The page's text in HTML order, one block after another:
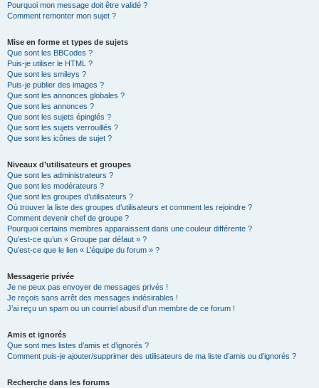
Pourquoi mon message doit être validé ?
Comment remonter mon sujet ?
Mise en forme et types de sujets
Que sont les BBCodes ?
Puis-je utiliser le HTML ?
Que sont les smileys ?
Puis-je publier des images ?
Que sont les annonces globales ?
Que sont les annonces ?
Que sont les sujets épinglés ?
Que sont les sujets verrouillés ?
Que sont les icônes de sujet ?
Niveaux d’utilisateurs et groupes
Que sont les administrateurs ?
Que sont les modérateurs ?
Que sont les groupes d’utilisateurs ?
Où trouver la liste des groupes d’utilisateurs et comment les rejoindre ?
Comment devenir chef de groupe ?
Pourquoi certains membres apparaissent dans une couleur différente ?
Qu’est-ce qu’un « Groupe par défaut » ?
Qu’est-ce que le lien « L’équipe du forum » ?
Messagerie privée
Je ne peux pas envoyer de messages privés !
Je reçois sans arrêt des messages indésirables !
J’ai reçu un spam ou un courriel abusif d’un membre de ce forum !
Amis et ignorés
Que sont mes listes d’amis et d’ignorés ?
Comment puis-je ajouter/supprimer des utilisateurs de ma liste d’amis ou d’ignorés ?
Recherche dans les forums